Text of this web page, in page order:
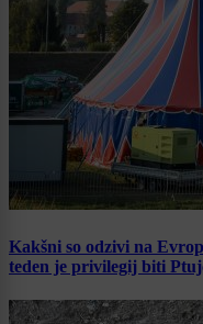
Kakšni so odzivi na
teden je privilegij biti